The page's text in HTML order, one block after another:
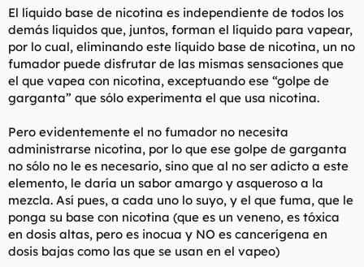
El líquido base de nicotina es independiente de todos los
demás líquidos que, juntos, forman el líquido para vapear,
por lo cual, eliminando este líquido base de nicotina, un no
fumador puede disfrutar de las mismas sensaciones que
el que vapea con nicotina, exceptuando ese “golpe de
garganta” que sólo experimenta el que usa nicotina.
Pero evidentemente el no fumador no necesita
administrarse nicotina, por lo que ese golpe de garganta
no sólo no le es necesario, sino que al no ser adicto a este
elemento, le daría un sabor amargo y asqueroso a la
mezcla. Así pues, a cada uno lo suyo, y el que fuma, que le
ponga su base con nicotina (que es un veneno, es tóxica
en dosis altas, pero es inocua y NO es cancerígena en
dosis bajas como las que se usan en el vapeo)